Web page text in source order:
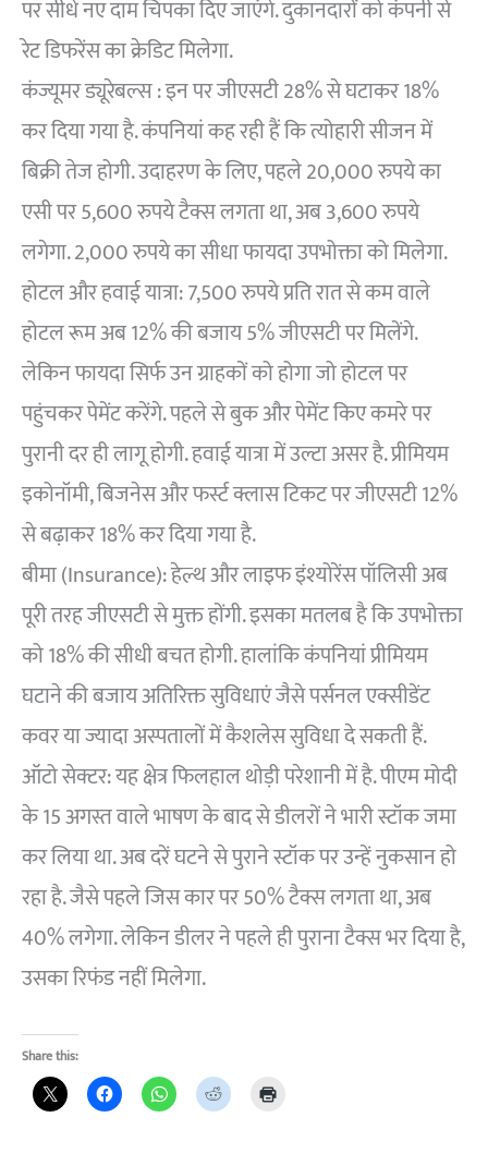
पर सीधे नए दाम चिपका दिए जाएंगे. दुकानदारों को कंपनी से
रेट डिफरेंस का क्रेडिट मिलेगा.
कंज्यूमर ड्यूरेबल्स : इन पर जीएसटी 28% से घटाकर 18%
कर दिया गया है. कंपनियां कह रही हैं कि त्योहारी सीजन में
बिक्री तेज होगी. उदाहरण के लिए, पहले 20,000 रुपये का
एसी पर 5,600 रुपये टैक्स लगता था, अब 3,600 रुपये
लगेगा. 2,000 रुपये का सीधा फायदा उपभोक्ता को मिलेगा.
होटल और हवाई यात्रा: 7,500 रुपये प्रति रात से कम वाले
होटल रूम अब 12% की बजाय 5% जीएसटी पर मिलेंगे.
लेकिन फायदा सिर्फ उन ग्राहकों को होगा जो होटल पर
पहुंचकर पेमेंट करेंगे. पहले से बुक और पेमेंट किए कमरे पर
पुरानी दर ही लागू होगी. हवाई यात्रा में उल्टा असर है. प्रीमियम
इकोनॉमी, बिजनेस और फर्स्ट क्लास टिकट पर जीएसटी 12%
से बढ़ाकर 18% कर दिया गया है.
बीमा (Insurance): हेल्थ और लाइफ इंश्योरेंस पॉलिसी अब
पूरी तरह जीएसटी से मुक्त होंगी. इसका मतलब है कि उपभोक्ता
को 18% की सीधी बचत होगी. हालांकि कंपनियां प्रीमियम
घटाने की बजाय अतिरिक्त सुविधाएं जैसे पर्सनल एक्सीडेंट
कवर या ज्यादा अस्पतालों में कैशलेस सुविधा दे सकती हैं.
ऑटो सेक्टर: यह क्षेत्र फिलहाल थोड़ी परेशानी में है. पीएम मोदी
के 15 अगस्त वाले भाषण के बाद से डीलरों ने भारी स्टॉक जमा
कर लिया था. अब दरें घटने से पुराने स्टॉक पर उन्हें नुकसान हो
रहा है. जैसे पहले जिस कार पर 50% टैक्स लगता था, अब
40% लगेगा. लेकिन डीलर ने पहले ही पुराना टैक्स भर दिया है,
उसका रिफंड नहीं मिलेगा.
Share this: